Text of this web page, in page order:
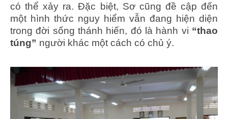
có thể xảy ra. Đặc biệt, Sơ cũng đề cập đến
một hình thức nguy hiểm vẫn đang hiện diện
trong đời sống thánh hiến, đó là hành vi “thao
túng” người khác một cách có chủ ý.